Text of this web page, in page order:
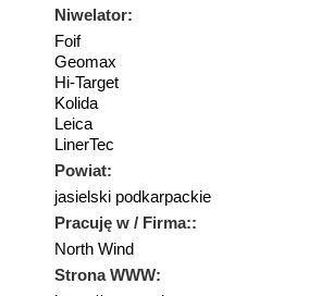
Niwelator:
Foif
Geomax
Hi-Target
Kolida
Leica
LinerTec
Powiat:
jasielski podkarpackie
Pracuję w / Firma::
North Wind
Strona WWW: